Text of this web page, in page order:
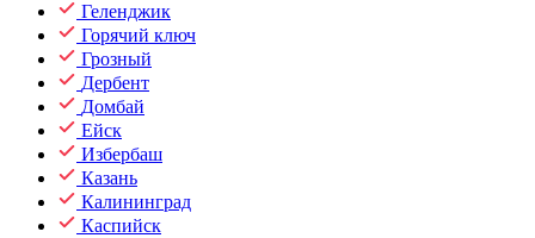
Геленджик
Горячий ключ
Грозный
Дербент
Домбай
Ейск
Избербаш
Казань
Калининград
Каспийск